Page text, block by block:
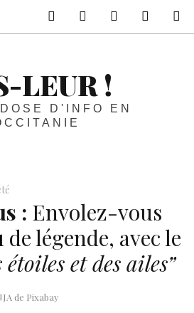
LEUR !
D'INFO EN
: Envolez-vous
légende, avec le
étoiles et des ailes”
de Pixabay